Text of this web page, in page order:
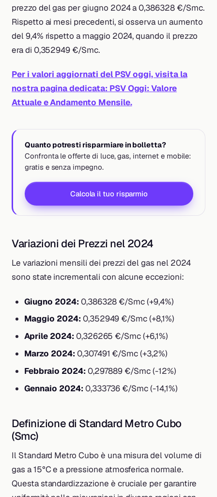
prezzo del gas per giugno 2024 a 0,386328 €/Smc.
Rispetto ai mesi precedenti, si osserva un aumento
del 9,4% rispetto a maggio 2024, quando il prezzo
era di 0,352949 €/Smc.
Per i valori aggiornati del PSV oggi, visita la
nostra pagina dedicata: PSV Oggi: Valore
Attuale e Andamento Mensile.
Quanto potresti risparmiare in bolletta?
Confronta le offerte di luce, gas, internet e mobile:
gratis e senza impegno.
Calcola il tuo risparmio
Variazioni dei Prezzi nel 2024
Le variazioni mensili dei prezzi del gas nel 2024
sono state incrementali con alcune eccezioni:
Giugno 2024: 0,386328 €/Smc (+9,4%)
Maggio 2024: 0,352949 €/Smc (+8,1%)
Aprile 2024: 0,326265 €/Smc (+6,1%)
Marzo 2024: 0,307491 €/Smc (+3,2%)
Febbraio 2024: 0,297889 €/Smc (-12%)
Gennaio 2024: 0,333736 €/Smc (-14,1%)
Definizione di Standard Metro Cubo
(Smc)
Il Standard Metro Cubo è una misura del volume di
gas a 15°C e a pressione atmosferica normale.
Questa standardizzazione è cruciale per garantire